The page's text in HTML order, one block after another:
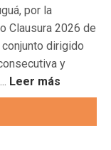
por la
Clausura 2026 de
dirigido
y
Leer más